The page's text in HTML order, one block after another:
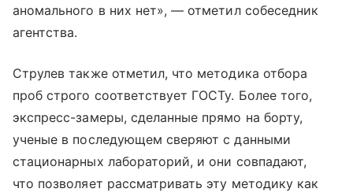
аномального в них нет», — отметил собеседник
агентства.
Струлев также отметил, что методика отбора
проб строго соответствует ГОСТу. Более того,
экспресс-замеры, сделанные прямо на борту,
ученые в последующем сверяют с данными
стационарных лабораторий, и они совпадают,
что позволяет рассматривать эту методику как